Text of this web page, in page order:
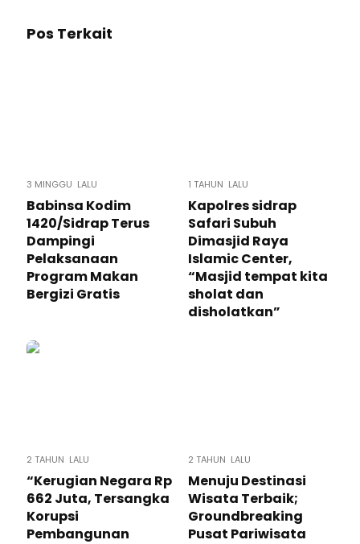
Pos Terkait
3 MINGGU LALU
Babinsa Kodim
1420/Sidrap Terus
Dampingi
Pelaksanaan
Program Makan
Bergizi Gratis
1 TAHUN LALU
Kapolres sidrap
Safari Subuh
Dimasjid Raya
Islamic Center,
“Masjid tempat kita
sholat dan
disholatkan”
2 TAHUN LALU
“Kerugian Negara Rp
662 Juta, Tersangka
Korupsi
Pembangunan
2 TAHUN LALU
Menuju Destinasi
Wisata Terbaik;
Groundbreaking
Pusat Pariwisata